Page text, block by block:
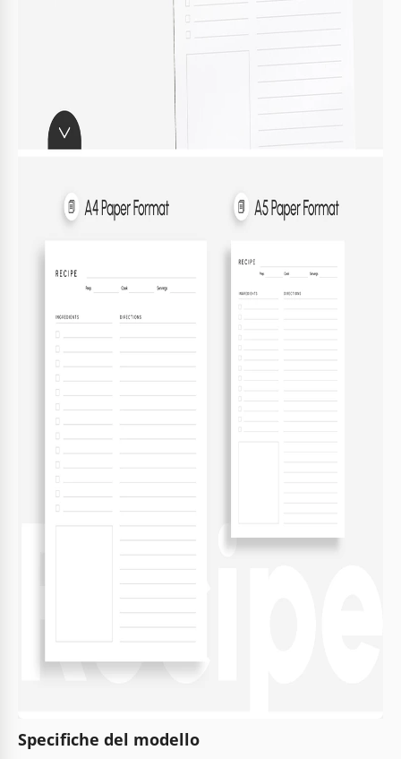
Specifiche del modello